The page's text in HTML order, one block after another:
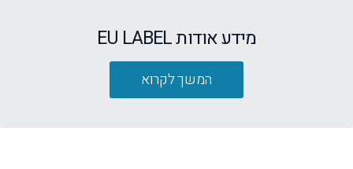
מידע אודות EU LABEL
המשך לקרוא